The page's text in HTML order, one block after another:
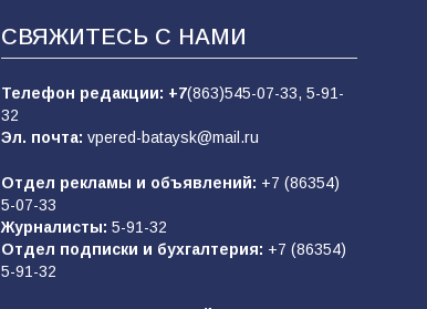
СВЯЖИТЕСЬ С НАМИ
Телефон редакции: +7(863)545-07-33, 5-91-
32
Эл. почта: vpered-bataysk@mail.ru
Отдел рекламы и объявлений: +7 (86354)
5-07-33
Журналисты: 5-91-32
Отдел подписки и бухгалтерия: +7 (86354)
5-91-32